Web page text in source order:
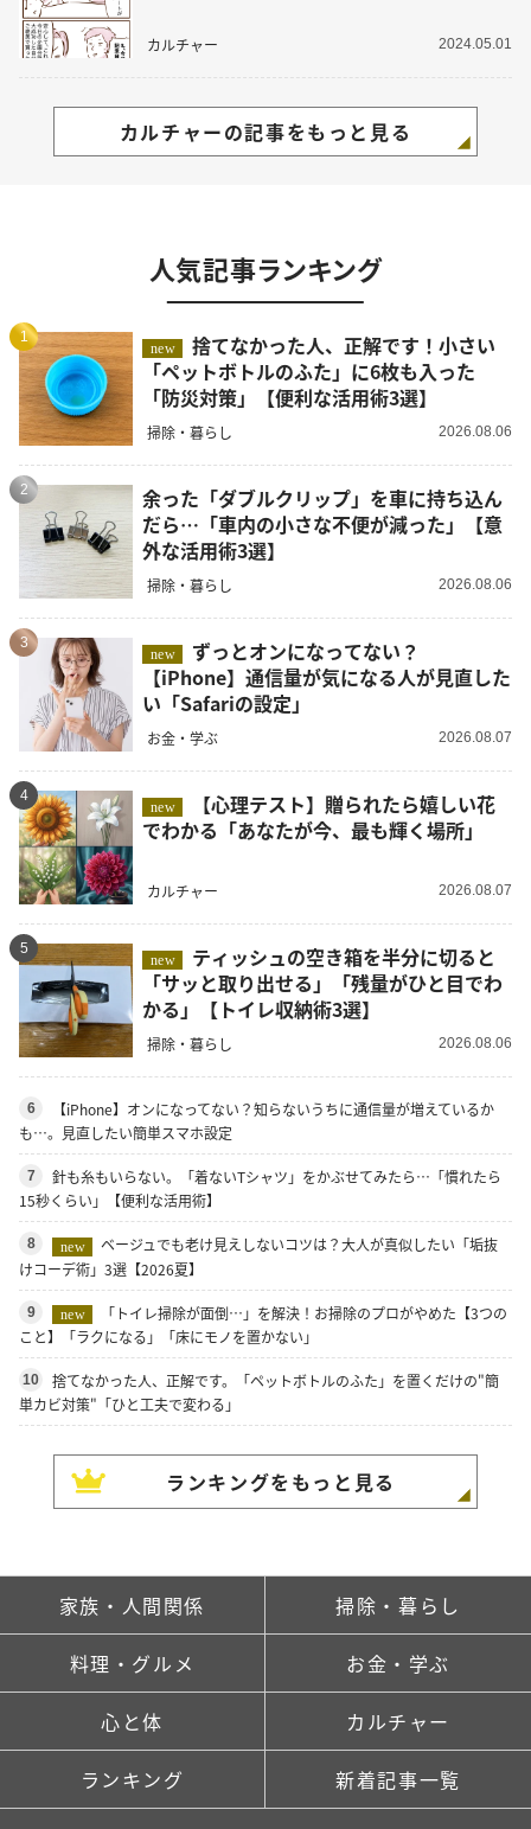
カルチャー 2024.05.01
カルチャーの記事をもっと見る
人気記事ランキング
1
new
捨てなかった人、正解です！小さい
「ペットボトルのふた」に6枚も入った
「防災対策」【便利な活用術3選】
掃除・暮らし 2026.08.06
2
余った「ダブルクリップ」を車に持ち込ん
だら…「車内の小さな不便が減った」【意
外な活用術3選】
掃除・暮らし 2026.08.06
3
new
【iPhone】通信量が気になる人が見直した
い「Safariの設定」
お金・学ぶ 2026.08.07
4
new
でわかる「あなたが今、最も輝く場所」
カルチャー 2026.08.07
5
new
「サッと取り出せる」「残量がひと目でわ
かる」【トイレ収納術3選】
掃除・暮らし 2026.08.06
6
【iPhone】オンになってない？知らないうちに通信量が増えているか
も…。見直したい簡単スマホ設定
7
針も糸もいらない。「着ないTシャツ」をかぶせてみたら…「慣れたら
15秒くらい」【便利な活用術】
8 new
ベージュでも老け見えしないコツは？大人が真似したい「垢抜
けコーデ術」3選【2026夏】
9 new
「トイレ掃除が面倒…」を解決！お掃除のプロがやめた【3つの
こと】「ラクになる」「床にモノを置かない」
10
捨てなかった人、正解です。「ペットボトルのふた」を置くだけの"簡
単カビ対策"「ひと工夫で変わる」
ランキングをもっと見る
家族・人間関係 掃除・暮らし
料理・グルメ お金・学ぶ
心と体 カルチャー
ランキング 新着記事一覧